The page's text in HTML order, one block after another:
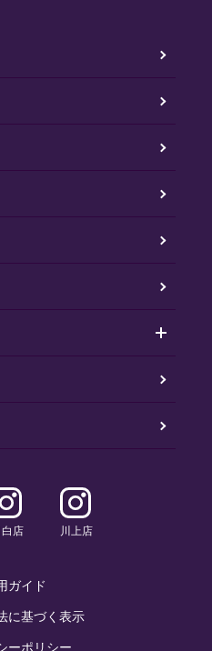
店 川上店
ガイド
に基づく表示
ーポリシー